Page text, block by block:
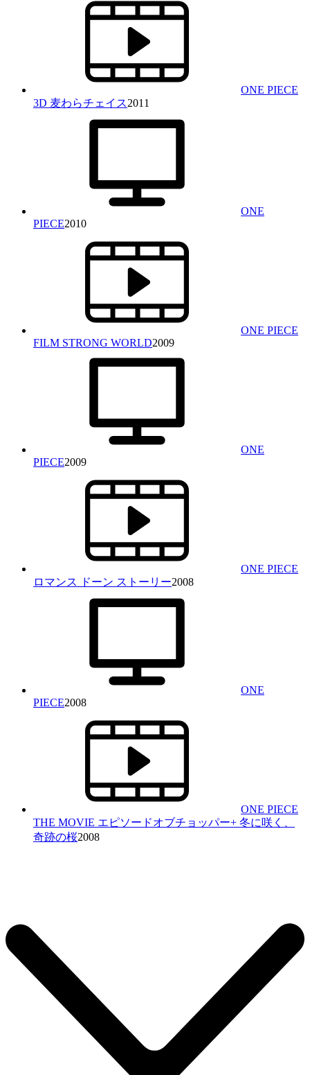
ONE PIECE
3D 麦わらチェイス2011
ONE
PIECE2010
ONE PIECE
FILM STRONG WORLD2009
ONE
PIECE2009
ONE PIECE
ロマンス ドーン ストーリー2008
ONE
PIECE2008
ONE PIECE
THE MOVIE エピソードオブチョッパー+ 冬に咲く、
奇跡の桜2008